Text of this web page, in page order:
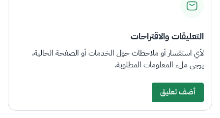
التعليقات والاقتراحات
لأي استفسار أو ملاحظات حول الخدمات أو الصفحة الحالية،
يرجى ملء المعلومات المطلوبة.
أضف تعليق